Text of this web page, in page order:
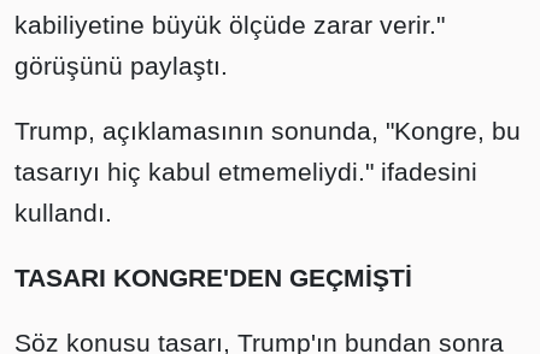
kabiliyetine büyük ölçüde zarar verir."
görüşünü paylaştı.
Trump, açıklamasının sonunda, "Kongre, bu
tasarıyı hiç kabul etmemeliydi." ifadesini
kullandı.
TASARI KONGRE'DEN GEÇMİŞTİ
Söz konusu tasarı, Trump'ın bundan sonra